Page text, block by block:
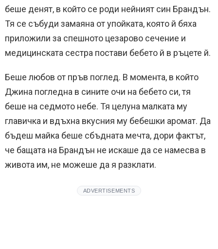
беше денят, в който се роди нейният син Брандън.
Тя се събуди замаяна от упойката, която й бяха
приложили за спешното цезарово сечение и
медицинската сестра постави бебето й в ръцете й.
Беше любов от пръв поглед. В момента, в който
Джина погледна в сините очи на бебето си, тя
беше на седмото небе. Тя целуна малката му
главичка и вдъхна вкусния му бебешки аромат. Да
бъдеш майка беше сбъдната мечта, дори фактът,
че бащата на Брандън не искаше да се намесва в
живота им, не можеше да я разклати.
ADVERTISEMENTS